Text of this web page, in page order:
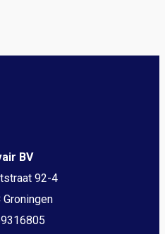
BV
92-4
Groningen